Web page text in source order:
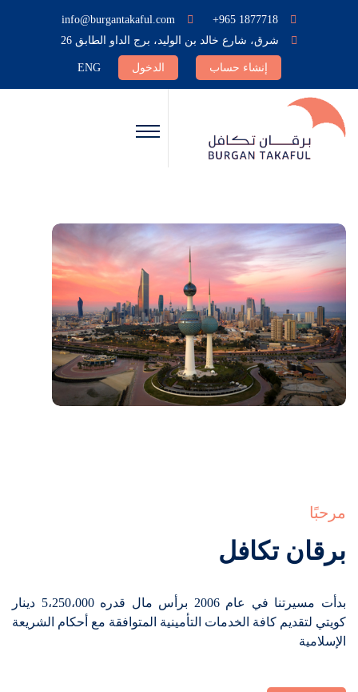
+965 1877718
info@burgantakaful.com
شرق، شارع خالد بن الوليد، برج الداو الطابق 26
إنشاء حساب الدخول ENG
مرحبًا
برقان تكافل
بدأت مسيرتنا في عام 2006 برأس مال قدره 5،250،000 دينار
كويتي لتقديم كافة الخدمات التأمينية المتوافقة مع أحكام الشريعة
الإسلامية